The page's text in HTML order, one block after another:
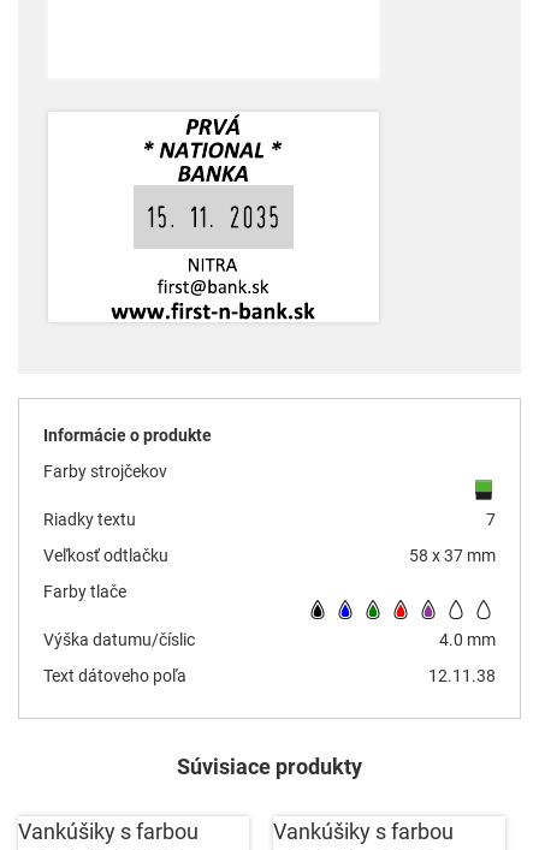
Informácie o produkte
Farby strojčekov
Riadky textu
7
Veľkosť odtlačku
58 x 37 mm
Farby tlače
Výška datumu/číslic
4.0 mm
Text dátoveho poľa
12.11.38
Súvisiace produkty
Vankúšiky s farbou Vankúšiky s farbou